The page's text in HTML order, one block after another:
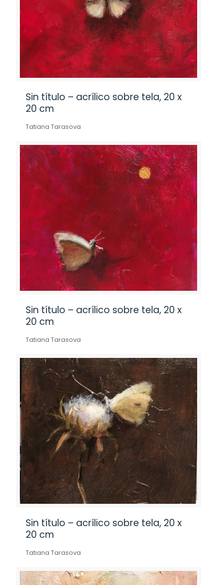
Sin título – acrílico sobre tela, 20 x
20 cm
Tatiana Tarasova
Sin título – acrílico sobre tela, 20 x
20 cm
Tatiana Tarasova
Sin título – acrílico sobre tela, 20 x
20 cm
Tatiana Tarasova